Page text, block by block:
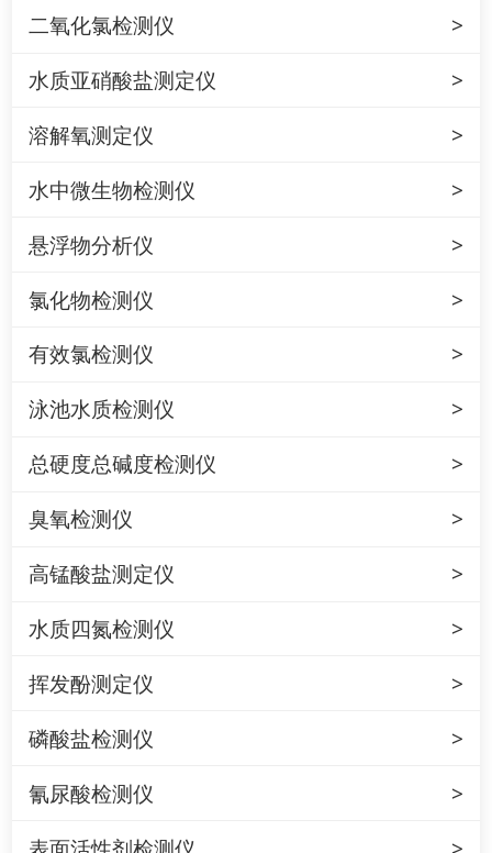
二氧化氯检测仪
水质亚硝酸盐测定仪
溶解氧测定仪
水中微生物检测仪
悬浮物分析仪
氯化物检测仪
有效氯检测仪
泳池水质检测仪
总硬度总碱度检测仪
臭氧检测仪
高锰酸盐测定仪
水质四氮检测仪
挥发酚测定仪
磷酸盐检测仪
氰尿酸检测仪